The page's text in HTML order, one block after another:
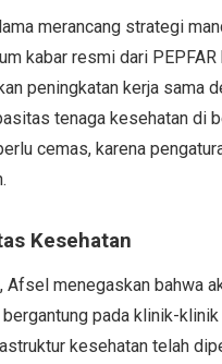
merancang strategi
kabar resmi dari
peningkatan kerja sama
tenaga kesehatan di
cemas, karena
Kesehatan
Afsel menegaskan bahwa
pada klinik-
kesehatan telah